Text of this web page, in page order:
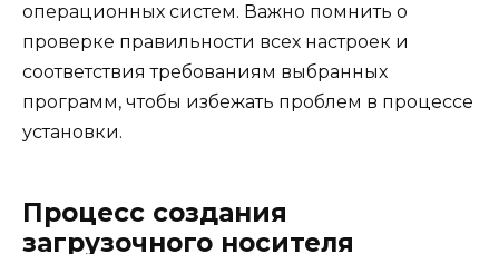
операционных систем. Важно помнить о
проверке правильности всех настроек и
соответствия требованиям выбранных
программ, чтобы избежать проблем в процессе
установки.
Процесс создания
загрузочного носителя